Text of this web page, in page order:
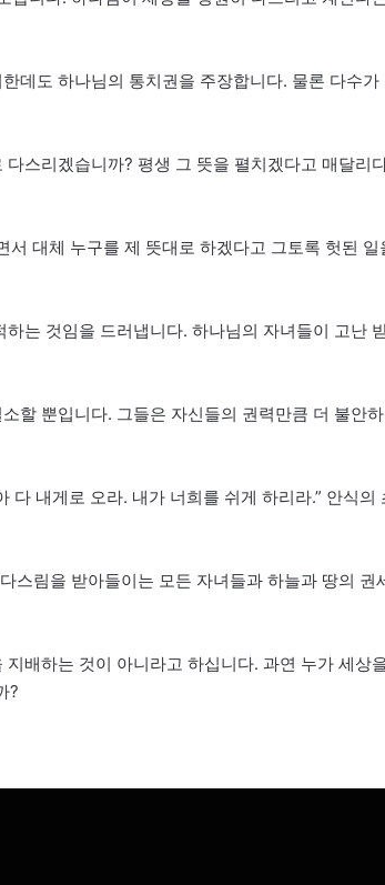
데도 하나님의 통치권을 주장합니다. 물론 다수가
스리겠습니까? 평생 그 뜻을 펼치겠다고 매달리
대체 누구를 제 뜻대로 하겠다고 그토록 헛된 일
는 것임을 드러냅니다. 하나님의 자녀들이 고난
할 뿐입니다. 그들은 자신들의 권력만큼 더 불안하
다 내게로 오라. 내가 너희를 쉬게 하리라.” 안식의
스림을 받아들이는 모든 자녀들과 하늘과 땅의 권
배하는 것이 아니라고 하십니다. 과연 누가 세상
?